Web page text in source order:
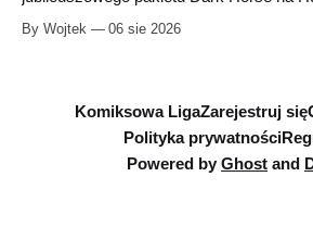
euro. Oferta kończy się 13 sierpnia.
By Wojtek 06 sie 2026
Komiksowa LigaZarejestruj się
Polityka prywatności
Powered by Ghost and